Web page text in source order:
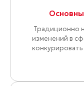
Традиционно
изменений в